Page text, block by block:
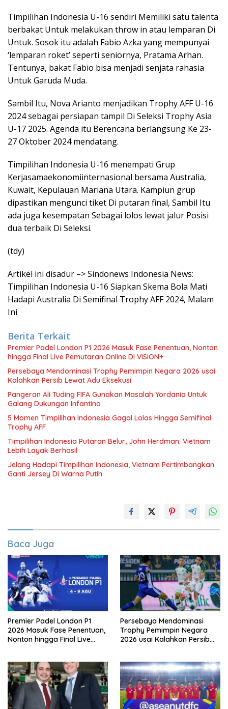
Timpilihan Indonesia U-16 sendiri Memiliki satu talenta
berbakat Untuk melakukan throw in atau lemparan Di
Untuk. Sosok itu adalah Fabio Azka yang mempunyai
‘lemparan roket’ seperti seniornya, Pratama Arhan.
Tentunya, bakat Fabio bisa menjadi senjata rahasia
Untuk Garuda Muda.
Sambil Itu, Nova Arianto menjadikan Trophy AFF U-16
2024 sebagai persiapan tampil Di Seleksi Trophy Asia
U-17 2025. Agenda itu Berencana berlangsung Ke 23-
27 Oktober 2024 mendatang.
Timpilihan Indonesia U-16 menempati Grup
Kerjasamaekonomiinternasional bersama Australia,
Kuwait, Kepulauan Mariana Utara. Kampiun grup
dipastikan mengunci tiket Di putaran final, Sambil Itu
ada juga kesempatan Sebagai lolos lewat jalur Posisi
dua terbaik Di Seleksi.
(tdy)
Artikel ini disadur –> Sindonews Indonesia News:
Timpilihan Indonesia U-16 Siapkan Skema Bola Mati
Hadapi Australia Di Semifinal Trophy AFF 2024, Malam
Ini
Berita Terkait
Premier Padel London P1 2026 Masuk Fase Penentuan, Nonton
hingga Final Live Pemutaran Online Di VISION+
Persebaya Mendominasi Trophy Pemimpin Negara 2026 usai
Kalahkan Persib Lewat Adu Eksekusi
Pangeran Ali Tuding FIFA Gunakan Masalah Yordania Untuk
Galang Dukungan Infantino
5 Momen Timpilihan Indonesia Gagal Lolos Hingga Semifinal
Trophy AFF
Timpilihan Indonesia Putaran Belur, John Herdman: Vietnam
Lebih Layak Berhasil
Jelang Hadapi Timpilihan Indonesia, Vietnam Pertimbangkan
Ganti Jersey Di Warna Putih
Baca Juga
Premier Padel London P1
2026 Masuk Fase Penentuan,
Nonton hingga Final Live
Persebaya Mendominasi
Trophy Pemimpin Negara
2026 usai Kalahkan Persib